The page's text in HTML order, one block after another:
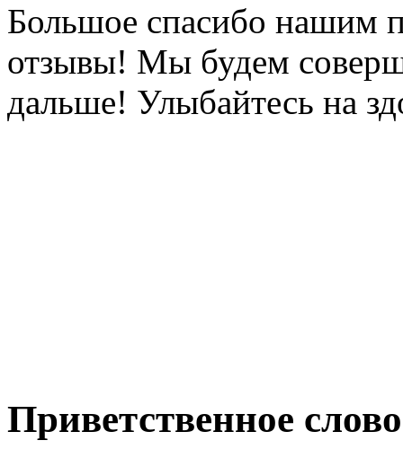
Большое спасибо нашим
отзывы! Мы будем
дальше! Улыбайтесь на
Приветственное